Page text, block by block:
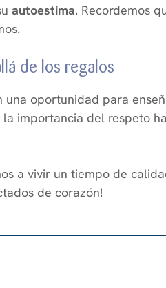
autoestima. Recordemos
de los regalos
una oportunidad para
importancia del respeto
a vivir un tiempo de
de corazón!